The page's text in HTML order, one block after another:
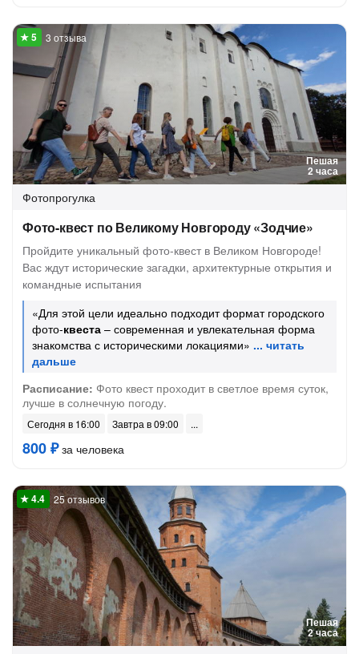
Пешая
2 часа
3 отзыва
Фотопрогулка
Фото-квест по Великому Новгороду «Зодчие»
Пройдите уникальный фото-квест в Великом Новгороде!
Вас ждут исторические загадки, архитектурные открытия и
командные испытания
«Для этой цели идеально подходит формат городского
фото-квеста – современная и увлекательная форма
знакомства с историческими локациями»
Расписание: Фото квест проходит в светлое время суток,
лучше в солнечную погоду.
Сегодня в 16:00 Завтра в 09:00
800 ₽за человека
Пешая
2 часа
25 отзывов